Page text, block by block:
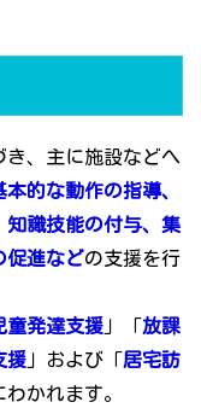
き、主に施設などへ
的な動作の指導、
知識技能の付与、集
促進などの支援を行
童発達支援 」「放課
援 」および「居宅訪
かれます。